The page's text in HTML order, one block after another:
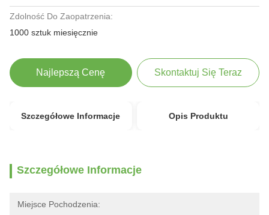
Zdolność Do Zaopatrzenia:
1000 sztuk miesięcznie
Najlepszą Cenę Skontaktuj Się Teraz
Szczegółowe Informacje Opis Produktu
Szczegółowe Informacje
Miejsce Pochodzenia: